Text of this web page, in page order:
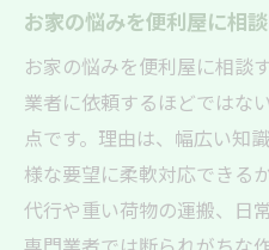
お家の悩みを便利屋に相
お家の悩みを便利屋に相談
業者に依頼するほどではな
点です。理由は、幅広い知
様な要望に柔軟対応できる
代行や重い荷物の運搬、日